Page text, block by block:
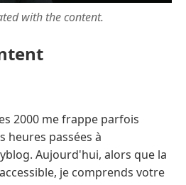
with the content.
2000 me frappe parfois
heures passées à
Aujourd'hui, alors que la
je comprends votre